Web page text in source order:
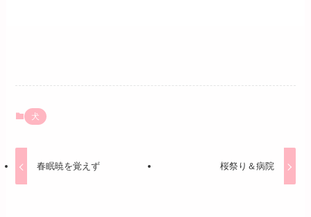
犬
春眠暁を覚えず 桜祭り＆病院